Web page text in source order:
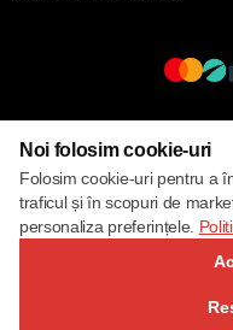
Noi folosim cookie-uri
Folosim cookie-uri pentru a
traficul și în scopuri de
personaliza preferințele.